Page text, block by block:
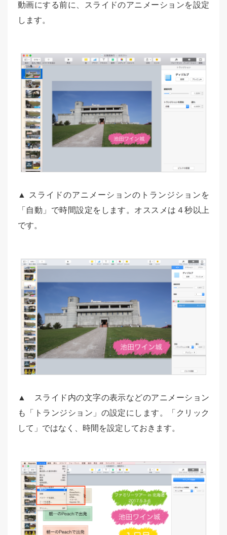
動画にする前に、スライドのアニメーションを設定
します。
▲ スライドのアニメーションのトランジションを
「自動」で時間設定をします。オススメは４秒以上
です。
▲ スライド内の文字の表示などのアニメーション
も「トランジション」の設定にします。「クリック
して」ではなく、時間を設定しておきます。